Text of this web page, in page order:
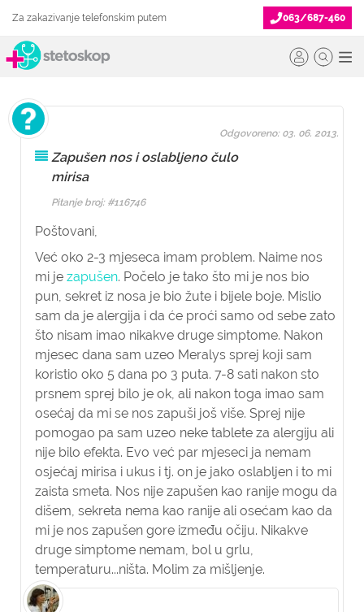
Za zakazivanje telefonskim putem 063/687-460
Zapušen nos i oslabljeno čulo
mirisa
Pitanje broj: #116746
Poštovani,
Već oko 2-3 mjeseca imam problem. Naime nos
mi je zapušen. Počelo je tako što mi je nos bio
pun, sekret iz nosa je bio žute i bijele boje. Mislio
sam da je alergija i da će proći samo od sebe zato
što nisam imao nikakve druge simptome. Nakon
mjesec dana sam uzeo Meralys sprej koji sam
koristio oko 5 dana po 3 puta. 7-8 sati nakon sto
prsnem sprej bilo je ok, ali nakon toga imao sam
osećaj da mi se nos zapuši još više. Sprej nije
pomogao pa sam uzeo neke tablete za alergiju ali
nije bilo efekta. Evo već par mjeseci ja nemam
osjećaj mirisa i ukus i tj. on je jako oslabljen i to mi
zaista smeta. Nos nije zapušen kao ranije mogu da
dišem, sekreta nema kao ranije ali osećam kao da
mi je nos zapušen gore između očiju. Nikakve
druge simptome nemam, bol u grlu,
temperaturu...ništa. Molim za mišljenje.
Odgovoreno: 03. 06. 2013.